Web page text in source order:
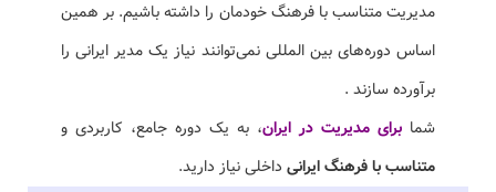
مدیریت متناسب با فرهنگ خودمان را داشته باشیم. بر همین
اساس دوره‌های بین المللی نمی‌توانند نیاز یک مدیر ایرانی را
برآورده سازند .
شما برای مدیریت در ایران، به یک دوره جامع، کاربردی و
متناسب با فرهنگ ایرانی داخلی نیاز دارید.